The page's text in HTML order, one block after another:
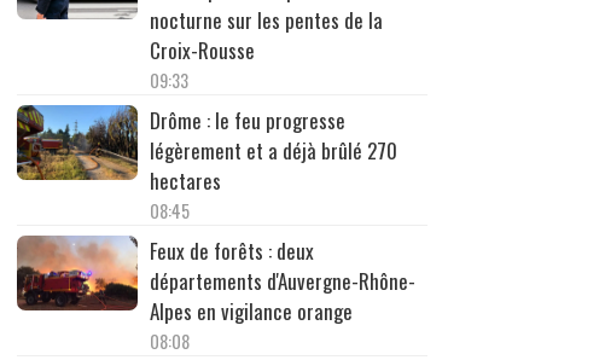
nocturne sur les pentes de la
Croix-Rousse
09:33
Drôme : le feu progresse
légèrement et a déjà brûlé 270
hectares
08:45
Feux de forêts : deux
départements d'Auvergne-Rhône-
Alpes en vigilance orange
08:08